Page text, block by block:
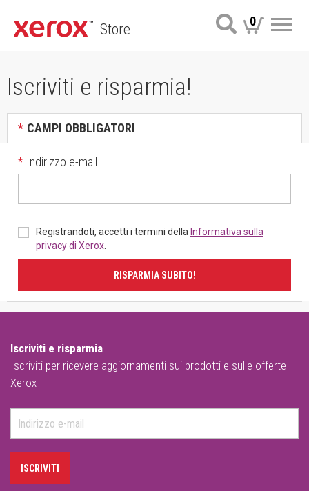
Store 0
Iscriviti e risparmia!
* CAMPI OBBLIGATORI
* Indirizzo e-mail
Registrandoti, accetti i termini della Informativa sulla
privacy di Xerox
RISPARMIA SUBITO!
Iscriviti e risparmia
Iscriviti per ricevere aggiornamenti sui prodotti e sulle offerte
Xerox
ISCRIVITI